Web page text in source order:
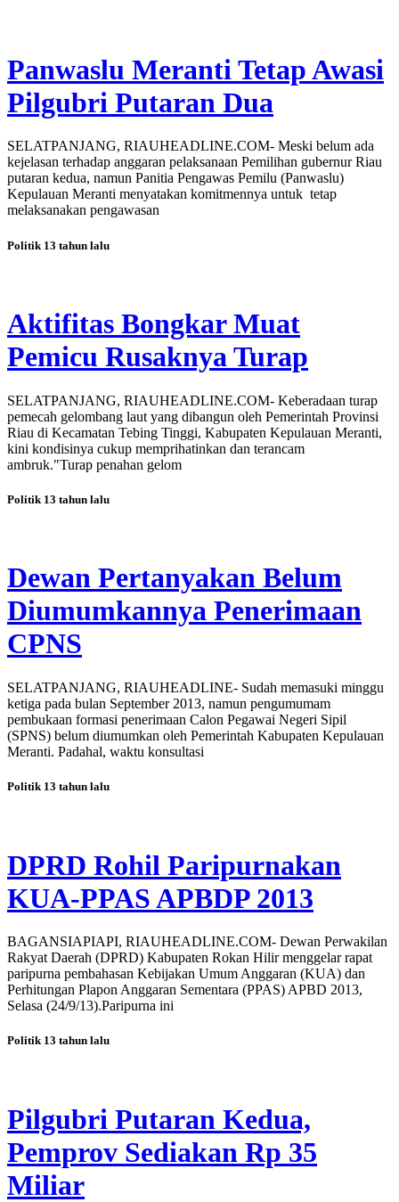
Panwaslu Meranti Tetap Awasi
Pilgubri Putaran Dua
SELATPANJANG, RIAUHEADLINE.COM- Meski belum ada
kejelasan terhadap anggaran pelaksanaan Pemilihan gubernur Riau
putaran kedua, namun Panitia Pengawas Pemilu (Panwaslu)
Kepulauan Meranti menyatakan komitmennya untuk tetap
melaksanakan pengawasan
Politik 13 tahun lalu
Aktifitas Bongkar Muat
Pemicu Rusaknya Turap
SELATPANJANG, RIAUHEADLINE.COM- Keberadaan turap
pemecah gelombang laut yang dibangun oleh Pemerintah Provinsi
Riau di Kecamatan Tebing Tinggi, Kabupaten Kepulauan Meranti,
kini kondisinya cukup memprihatinkan dan terancam
ambruk."Turap penahan gelom
Politik 13 tahun lalu
Dewan Pertanyakan Belum
Diumumkannya Penerimaan
CPNS
SELATPANJANG, RIAUHEADLINE- Sudah memasuki minggu
ketiga pada bulan September 2013, namun pengumumam
pembukaan formasi penerimaan Calon Pegawai Negeri Sipil
(SPNS) belum diumumkan oleh Pemerintah Kabupaten Kepulauan
Meranti. Padahal, waktu konsultasi
Politik 13 tahun lalu
DPRD Rohil Paripurnakan
KUA-PPAS APBDP 2013
BAGANSIAPIAPI, RIAUHEADLINE.COM- Dewan Perwakilan
Rakyat Daerah (DPRD) Kabupaten Rokan Hilir menggelar rapat
paripurna pembahasan Kebijakan Umum Anggaran (KUA) dan
Perhitungan Plapon Anggaran Sementara (PPAS) APBD 2013,
Selasa (24/9/13).Paripurna ini
Politik 13 tahun lalu
Pilgubri Putaran Kedua,
Pemprov Sediakan Rp 35
Miliar